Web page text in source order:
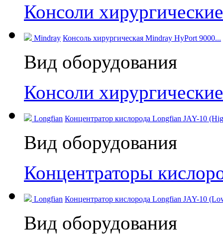
Консоли хирургические
Mindray Консоль хирургическая Mindray HyPort 9000...
Вид оборудования
Консоли хирургические
Longfian Концентратор кислорода Longfian JAY-10
Вид оборудования
Концентраторы
Longfian Концентратор кислорода Longfian JAY-10
Вид оборудования